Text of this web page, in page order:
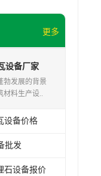
更多
设备厂家
勃发展的背景
材料生产设..
设备价格
批发
石设备报价